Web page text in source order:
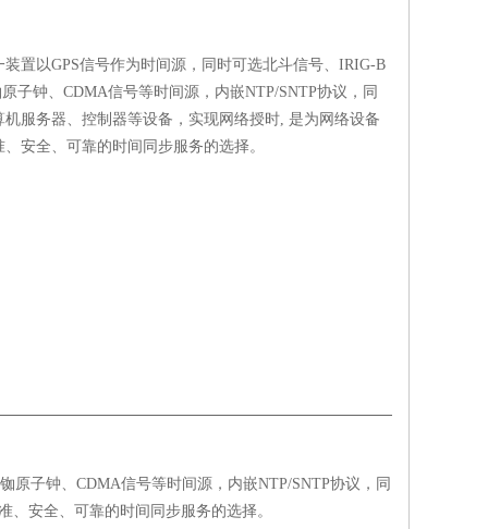
装置以GPS信号作为时间源，同时可选北斗信号、IRIG-B
子钟、CDMA信号等时间源，内嵌NTP/SNTP协议，同
机服务器、控制器等设备，实现网络授时, 是为网络设备
安全、可靠的时间同步服务的选择。
原子钟、CDMA信号等时间源，内嵌NTP/SNTP协议，同
安全、可靠的时间同步服务的选择。